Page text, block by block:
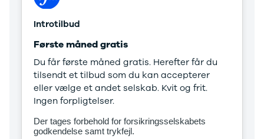
Introtilbud
Første måned gratis
Du får første måned gratis. Herefter får du
tilsendt et tilbud som du kan accepterer
eller vælge et andet selskab. Kvit og frit.
Ingen forpligtelser.
Der tages forbehold for forsikringsselskabets
godkendelse samt trykfejl.